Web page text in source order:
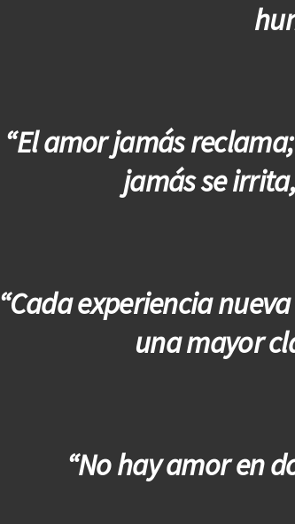
“El amor jamás
jamás se
“Cada experiencia
una mayor
“No hay amor en